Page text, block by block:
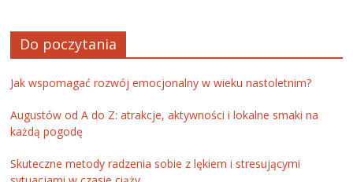
Do poczytania
Jak wspomagać rozwój emocjonalny w wieku nastoletnim?
Augustów od A do Z: atrakcje, aktywności i lokalne smaki na
każdą pogodę
Skuteczne metody radzenia sobie z lękiem i stresującymi